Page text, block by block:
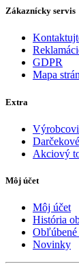
Zákaznícky servis
GDPR
Mapa
Extra
Akciový
Môj účet
Môj účet
História
Novinky